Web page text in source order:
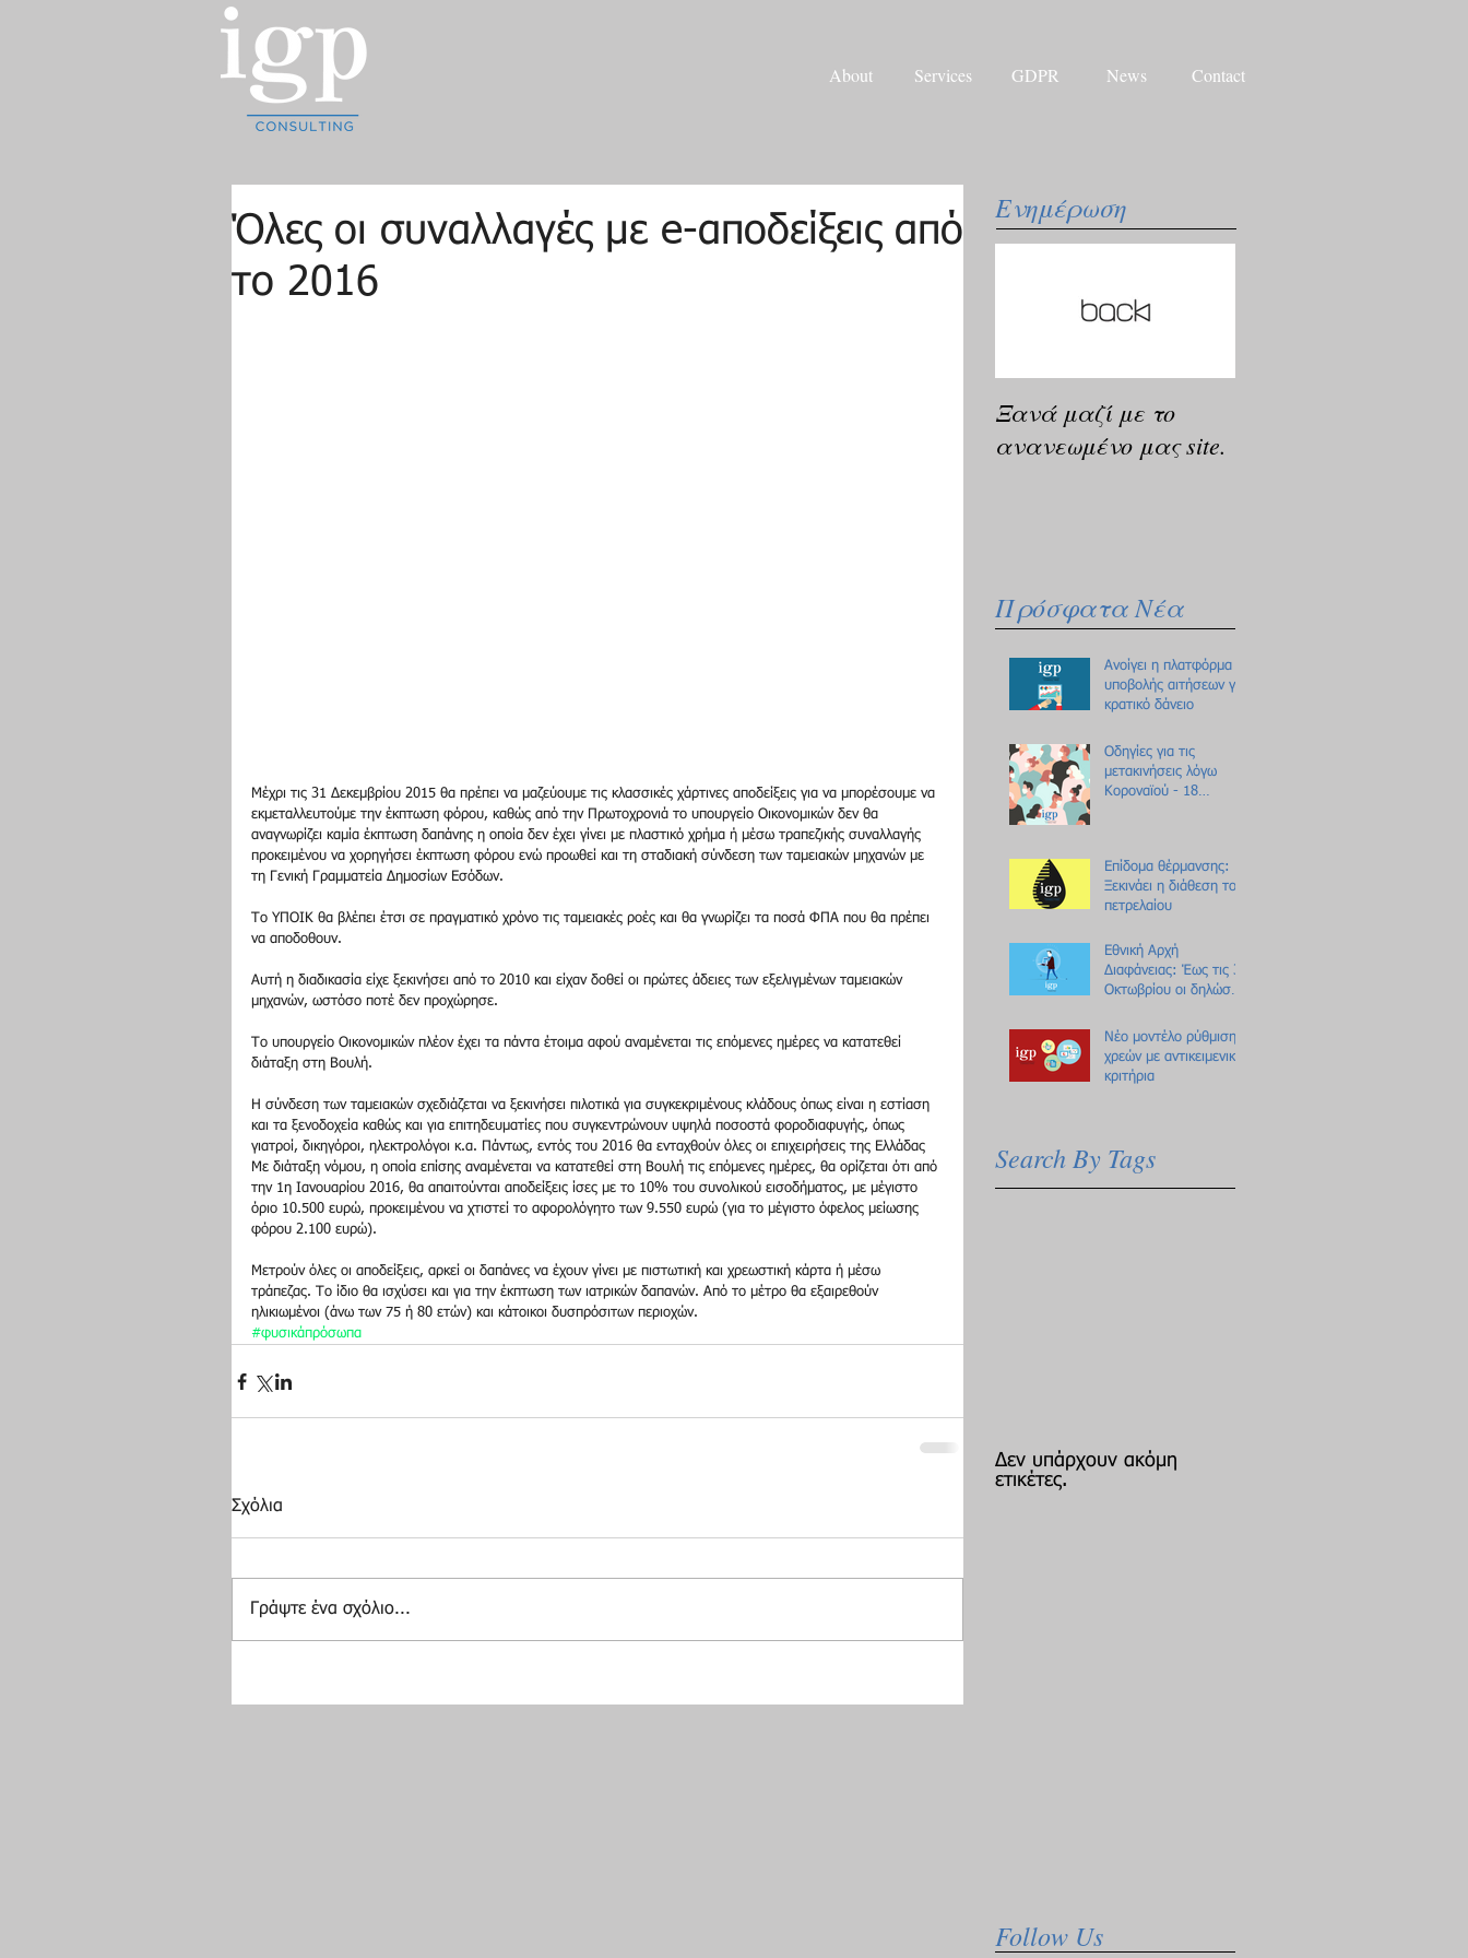
Όλες οι συναλλαγές με e-αποδείξεις από
το 2016
Μέχρι τις 31 Δεκεμβρίου 2015 θα πρέπει να μαζεύουμε τις κλασσικές χάρτινες αποδείξεις για να μπορέσουμε να
εκμεταλλευτούμε την έκπτωση φόρου, καθώς από την Πρωτοχρονιά το υπουργείο Οικονομικών δεν θα
αναγνωρίζει καμία έκπτωση δαπάνης η οποία δεν έχει γίνει με πλαστικό χρήμα ή μέσω τραπεζικής συναλλαγής
προκειμένου να χορηγήσει έκπτωση φόρου ενώ προωθεί και τη σταδιακή σύνδεση των ταμειακών μηχανών με
τη Γενική Γραμματεία Δημοσίων Εσόδων.
Το ΥΠΟΙΚ θα βλέπει έτσι σε πραγματικό χρόνο τις ταμειακές ροές και θα γνωρίζει τα ποσά ΦΠΑ που θα πρέπει
να αποδοθουν.
Αυτή η διαδικασία είχε ξεκινήσει από το 2010 και είχαν δοθεί οι πρώτες άδειες των εξελιγμένων ταμειακών
μηχανών, ωστόσο ποτέ δεν προχώρησε.
Το υπουργείο Οικονομικών πλέον έχει τα πάντα έτοιμα αφού αναμένεται τις επόμενες ημέρες να κατατεθεί
διάταξη στη Βουλή.
Η σύνδεση των ταμειακών σχεδιάζεται να ξεκινήσει πιλοτικά για συγκεκριμένους κλάδους όπως είναι η εστίαση
και τα ξενοδοχεία καθώς και για επιτηδευματίες που συγκεντρώνουν υψηλά ποσοστά φοροδιαφυγής, όπως
γιατροί, δικηγόροι, ηλεκτρολόγοι κ.α. Πάντως, εντός του 2016 θα ενταχθούν όλες οι επιχειρήσεις της Ελλάδας
Με διάταξη νόμου, η οποία επίσης αναμένεται να κατατεθεί στη Βουλή τις επόμενες ημέρες, θα ορίζεται ότι από
την 1η Ιανουαρίου 2016, θα απαιτούνται αποδείξεις ίσες με το 10% του συνολικού εισοδήματος, με μέγιστο
όριο 10.500 ευρώ, προκειμένου να χτιστεί το αφορολόγητο των 9.550 ευρώ (για το μέγιστο όφελος μείωσης
φόρου 2.100 ευρώ).
Μετρούν όλες οι αποδείξεις, αρκεί οι δαπάνες να έχουν γίνει με πιστωτική και χρεωστική κάρτα ή μέσω
τράπεζας. Το ίδιο θα ισχύσει και για την έκπτωση των ιατρικών δαπανών. Από το μέτρο θα εξαιρεθούν
ηλικιωμένοι (άνω των 75 ή 80 ετών) και κάτοικοι δυσπρόσιτων περιοχών.
#φυσικάπρόσωπα
Σχόλια
Γράψτε ένα σχόλιο...
Ενημέρωση
Ξανά μαζί με το
ανανεωμένο μας site.
Πρόσφατα Νέα
Ανοίγει η πλατφόρμα
υποβολής αιτήσεων για
κρατικό δάνειο
Οδηγίες για τις
μετακινήσεις λόγω
Κοροναϊού - 18
Επίδομα θέρμανσης:
Ξεκινάει η διάθεση του
πετρελαίου
Εθνική Αρχή
Διαφάνειας: Έως τις 31
Οκτωβρίου οι δηλώσεις
Νέο μοντέλο ρύθμισης
χρεών με αντικειμενικά
κριτήρια
Search By Tags
Δεν υπάρχουν ακόμη
ετικέτες.
Follow Us
About Services GDPR News Contact